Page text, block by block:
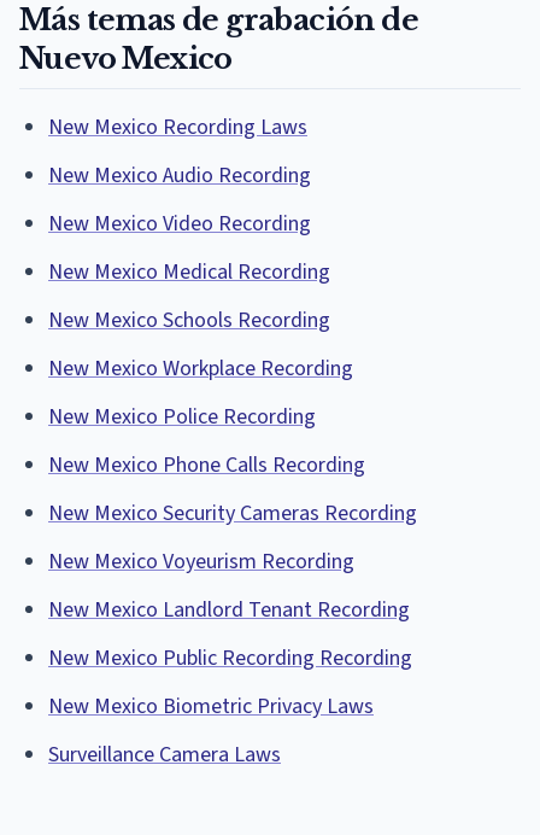
Más temas de grabación de
Nuevo Mexico
New Mexico Recording Laws
New Mexico Audio Recording
New Mexico Video Recording
New Mexico Medical Recording
New Mexico Schools Recording
New Mexico Workplace Recording
New Mexico Police Recording
New Mexico Phone Calls Recording
New Mexico Security Cameras Recording
New Mexico Voyeurism Recording
New Mexico Landlord Tenant Recording
New Mexico Public Recording Recording
New Mexico Biometric Privacy Laws
Surveillance Camera Laws